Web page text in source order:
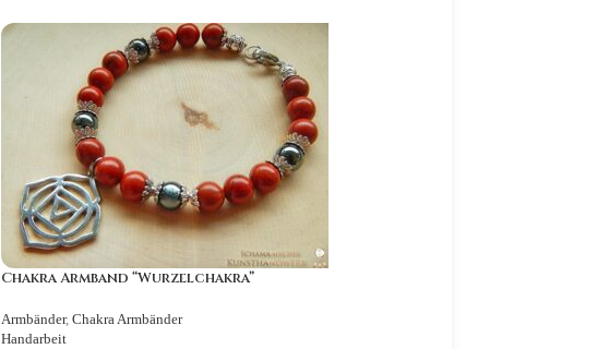
Chakra Armband “Wurzelchakra”
Armbänder, Chakra Armbänder
Handarbeit